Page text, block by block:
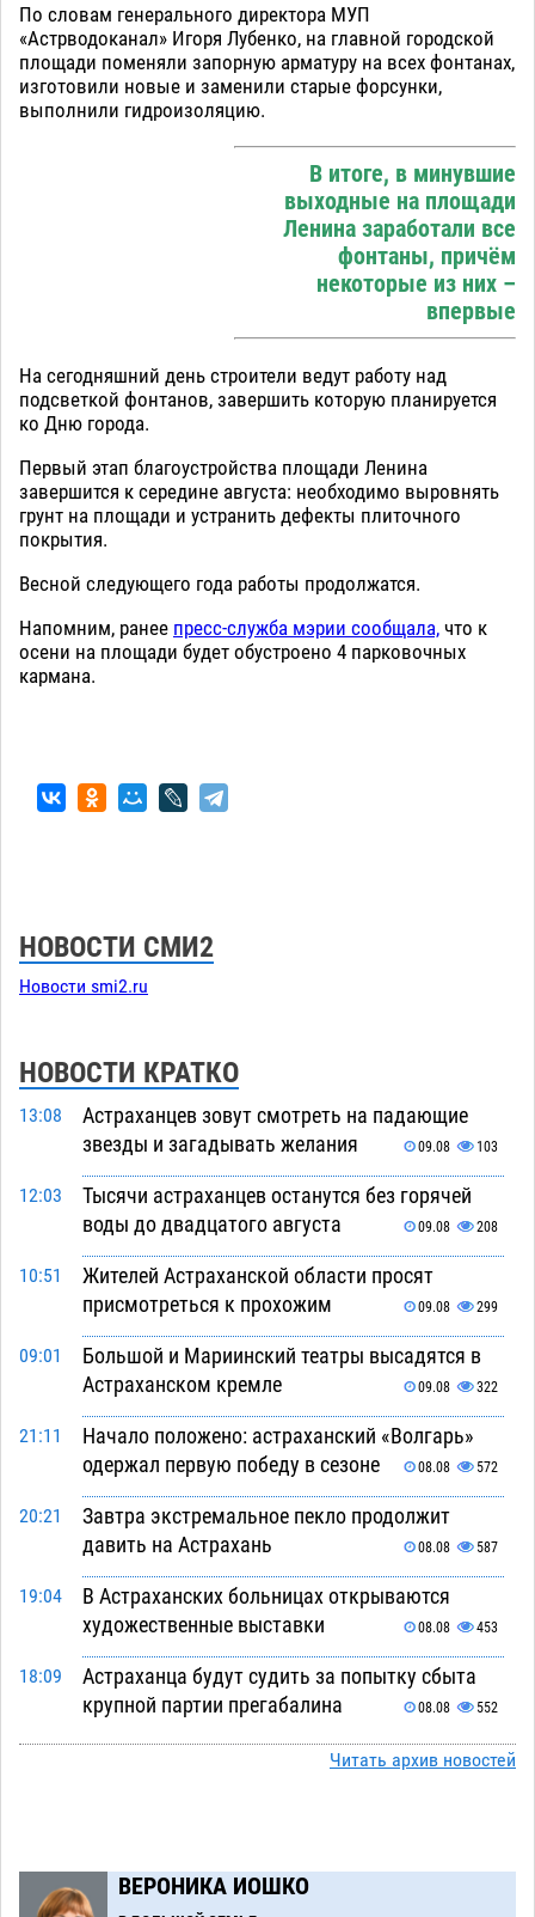
По словам генерального директора МУП
«Астрводоканал» Игоря Лубенко, на главной городской
площади поменяли запорную арматуру на всех фонтанах,
изготовили новые и заменили старые форсунки,
выполнили гидроизоляцию.
В итоге, в минувшие
выходные на площади
Ленина заработали все
фонтаны, причём
некоторые из них –
впервые
На сегодняшний день строители ведут работу над
подсветкой фонтанов, завершить которую планируется
ко Дню города.
Первый этап благоустройства площади Ленина
завершится к середине августа: необходимо выровнять
грунт на площади и устранить дефекты плиточного
покрытия.
Весной следующего года работы продолжатся.
Напомним, ранее пресс-служба мэрии сообщала, что к
осени на площади будет обустроено 4 парковочных
кармана.
НОВОСТИ СМИ2
Новости smi2.ru
НОВОСТИ КРАТКО
13:08
Астраханцев зовут смотреть на падающие
звезды и загадывать желания
09.08 103
12:03
Тысячи астраханцев останутся без горячей
воды до двадцатого августа
09.08 208
10:51
Жителей Астраханской области просят
присмотреться к прохожим
09.08 299
09:01
Большой и Мариинский театры высадятся в
Астраханском кремле
09.08 322
21:11
Начало положено: астраханский «Волгарь»
одержал первую победу в сезоне
08.08 572
20:21
Завтра экстремальное пекло продолжит
давить на Астрахань
08.08 587
19:04
В Астраханских больницах открываются
художественные выставки
08.08 453
18:09
Астраханца будут судить за попытку сбыта
крупной партии прегабалина
08.08 552
Игорь Мартынов вручил награды тренерам и
юбилей
Читать архив новостей
ВЕРОНИКА ИОШКО